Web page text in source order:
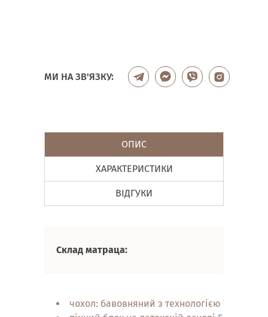
МИ НА ЗВ'ЯЗКУ:
ОПИС
ХАРАКТЕРИСТИКИ
ВІДГУКИ
Склад матраца:
чохол: бавовняний з технологією T-Coton